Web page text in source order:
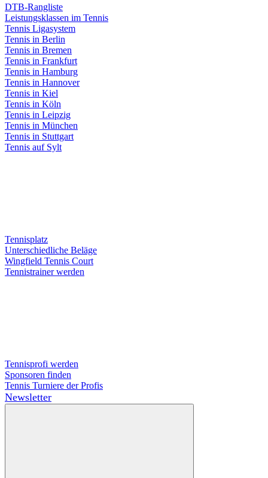
DTB-Rangliste
Leistungsklassen im Tennis
Tennis Ligasystem
Tennis in Berlin
Tennis in Bremen
Tennis in Frankfurt
Tennis in Hamburg
Tennis in Hannover
Tennis in Kiel
Tennis in Köln
Tennis in Leipzig
Tennis in München
Tennis in Stuttgart
Tennis auf Sylt
Tennisplatz
Unterschiedliche Beläge
Wingfield Tennis Court
Tennistrainer werden
Tennisprofi werden
Sponsoren finden
Tennis Turniere der Profis
Newsletter